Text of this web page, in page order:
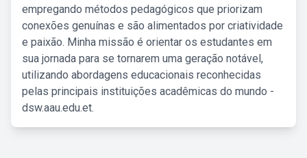
empregando métodos pedagógicos que priorizam
conexões genuínas e são alimentados por criatividade
e paixão. Minha missão é orientar os estudantes em
sua jornada para se tornarem uma geração notável,
utilizando abordagens educacionais reconhecidas
pelas principais instituições acadêmicas do mundo -
dsw.aau.edu.et.